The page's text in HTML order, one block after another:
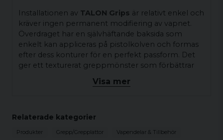
Installationen av TALON Grips är relativt enkel och
kräver ingen permanent modifiering av vapnet.
Överdraget har en självhäftande baksida som
enkelt kan appliceras på pistolkolven och formas
efter dess konturer för en perfekt passform. Det
ger ett texturerat greppmönster som förbättrar
vilket resulterar i ökad stabilitet och precision vid
Visa mer
Relaterade kategorier
Produkter Grepp/Grepplattor Vapendelar & Tillbehör